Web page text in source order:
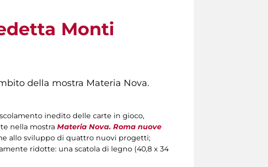
Monti
della mostra Materia Nova.
inedito delle carte in gioco,
nella mostra Materia Nova. Roma nuove
allo sviluppo di quattro nuovi progetti;
ridotte: una scatola di legno (40,8 x 34